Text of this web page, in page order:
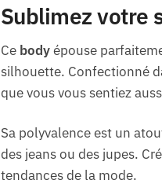
Sublimez votre
Ce bodyépouse
silhouette. Confectionné
que vous vous sentiez
Sa polyvalence est un
des jeans ou des jupes.
tendances de la mode.